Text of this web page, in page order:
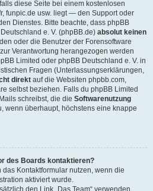
diese Seite bei einem kostenlosen
funpic.de usw. liegt — den Support oder
Dienstes. Bitte beachte, dass phpBB
e. V. (phpBB.de) absolut keinen
oder die Benutzer der Forensoftware
Verantwortung herangezogen werden
Limited oder phpBB Deutschland e. V. in
Fragen (Unterlassungserklärungen,
direkt auf die Websiten phpbb.com,
selbst beziehen. Falls du phpBB Limited
schreibst, die die Softwarenutzung
wenn überhaupt, höchstens eine knappe
des Boards kontaktieren?
Kontaktformular nutzen, wenn die
aktiviert wurde.
den Link „Das Team“ verwenden.